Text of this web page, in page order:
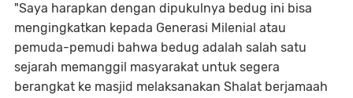
"Saya harapkan dengan dipukulnya bedug ini bisa
mengingkatkan kepada Generasi Milenial atau
pemuda-pemudi bahwa bedug adalah salah satu
sejarah memanggil masyarakat untuk segera
berangkat ke masjid melaksanakan Shalat berjamaah